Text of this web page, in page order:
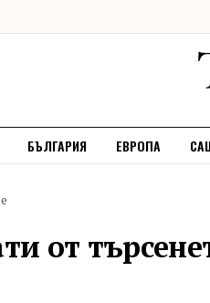
БЪЛГАРИЯ ЕВРОПА
от